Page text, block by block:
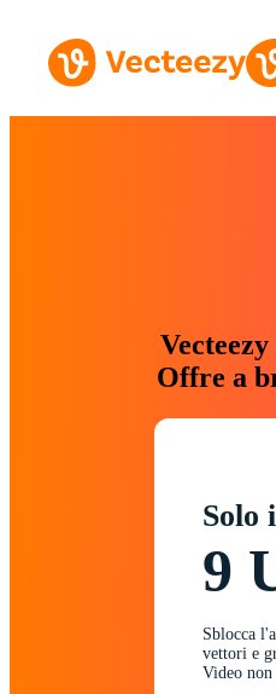
Offre a
Solo
9
Sblocca
vettori e
Video non